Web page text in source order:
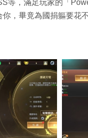
等，滿足玩家的「
，畢竟為國捐軀要花